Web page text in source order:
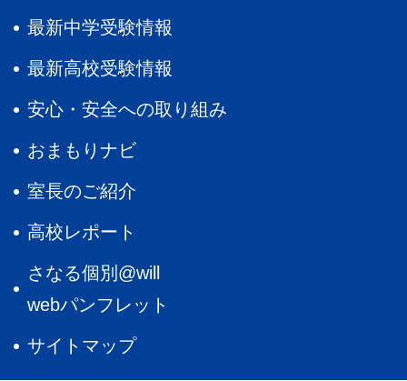
最新中学受験情報
最新高校受験情報
安心・安全への取り組み
おまもりナビ
室長のご紹介
高校レポート
さなる個別@will
webパンフレット
サイトマップ